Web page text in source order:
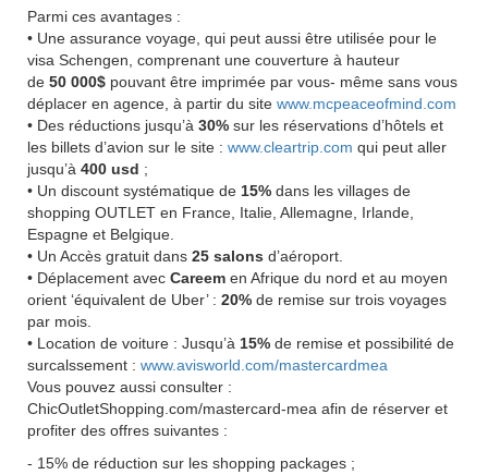
Parmi ces avantages :
• Une assurance voyage, qui peut aussi être utilisée pour le
visa Schengen, comprenant une couverture à hauteur
de 50 000$ pouvant être imprimée par vous- même sans vous
déplacer en agence, à partir du site www.mcpeaceofmind.com
• Des réductions jusqu’à 30% sur les réservations d’hôtels et
les billets d’avion sur le site : www.cleartrip.com qui peut aller
jusqu’à 400 usd ;
• Un discount systématique de 15% dans les villages de
shopping OUTLET en France, Italie, Allemagne, Irlande,
Espagne et Belgique.
• Un Accès gratuit dans 25 salons d’aéroport.
• Déplacement avec Careem en Afrique du nord et au moyen
orient ‘équivalent de Uber’ : 20% de remise sur trois voyages
par mois.
• Location de voiture : Jusqu’à 15% de remise et possibilité de
surcalssement : www.avisworld.com/mastercardmea
Vous pouvez aussi consulter :
ChicOutletShopping.com/mastercard-mea afin de réserver et
profiter des offres suivantes :
- 15% de réduction sur les shopping packages ;